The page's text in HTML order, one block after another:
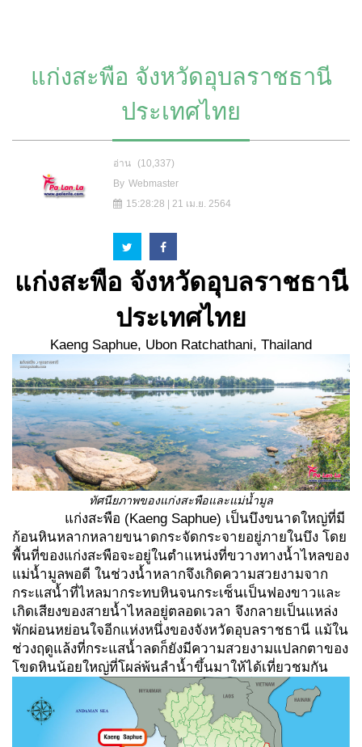
แก่งสะพือ จังหวัดอุบลราชธานี
ประเทศไทย
อ่าน
(10,337)
By Webmaster
15:28:28 | 21 เม.ย. 2564
แก่งสะพือ จังหวัดอุบลราชธานี
ประเทศไทย
Kaeng Saphue, Ubon Ratchathani, Thailand
ทัศนียภาพของแก่งสะพือและแม่น้ำมูล
แก่งสะพือ (Kaeng Saphue) เป็นบึงขนาดใหญ่ที่มี
ก้อนหินหลากหลายขนาดกระจัดกระจายอยู่ภายในบึง โดย
พื้นที่ของแก่งสะพือจะอยู่ในตำแหน่งที่ขวางทางน้ำไหลของ
แม่น้ำมูลพอดี ในช่วงน้ำหลากจึงเกิดความสวยงามจาก
กระแสน้ำที่ไหลมากระทบหินจนกระเซ็นเป็นฟองขาวและ
เกิดเสียงของสายน้ำไหลอยู่ตลอดเวลา จึงกลายเป็นแหล่ง
พักผ่อนหย่อนใจอีกแห่งหนึ่งของจังหวัดอุบลราชธานี แม้ใน
ช่วงฤดูแล้งที่กระแสน้ำลดก็ยังมีความสวยงามแปลกตาของ
โขดหินน้อยใหญ่ที่โผล่พ้นลำน้ำขึ้นมาให้ได้เที่ยวชมกัน